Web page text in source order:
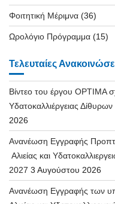
Φοιτητική Μέριμνα (36)
Ωρολόγιο Πρόγραμμα (15)
Τελευταίες
Βίντεο του έργου OPTIMA
Υδατοκαλλιέργειας
2026
Ανανέωση Εγγραφής
Αλιείας και
2027 3 Αυγούστου 2026
Ανανέωση Εγγραφής των